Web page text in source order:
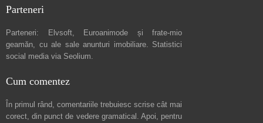
Parteneri
Parteneri: Elvsoft, Euroanimode și frate-mio
geamăn, cu ale sale anunturi imobiliare. Statistici
social media via Seolium.
Cum comentez
În primul rând, comentariile trebuiesc scrise cât mai
corect, din punct de vedere gramatical. Apoi, pentru